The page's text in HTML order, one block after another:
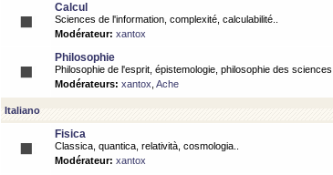
Calcul
Sciences de l'information, complexité, calculabilité..
Modérateur: xantox
Philosophie
Philosophie de l'esprit, épistemologie, philosophie des sciences..
Modérateurs: xantox Ache
Italiano
Fisica
Classica, quantica, relatività, cosmologia..
Modérateur: xantox